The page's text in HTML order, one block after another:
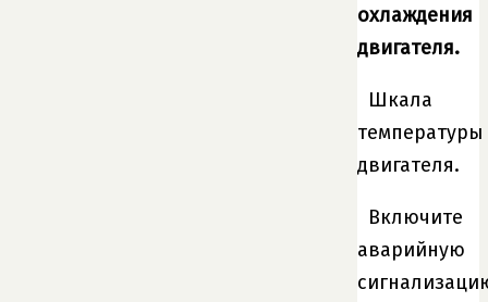
охлаждения
двигателя.
Шкала
температуры
двигателя.
Включите
аварийную